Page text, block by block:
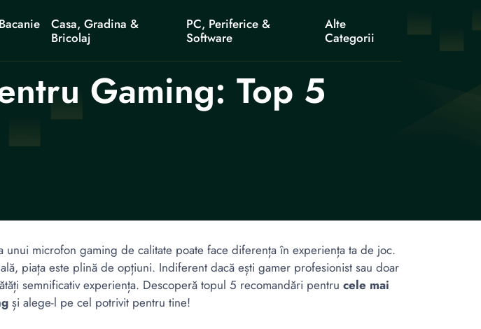
Bacanie
Casa, Gradina &
Bricolaj
PC, Periferice &
Software
Alte
Categorii
Gaming: Top 5
microfon gaming de calitate poate face diferența în experiența ta de joc.
piața este plină de opțiuni. Indiferent dacă ești gamer profesionist sau doar
semnificativ experiența. Descoperă topul 5 recomandări pentru cele mai
și alege-l pe cel potrivit pentru tine!